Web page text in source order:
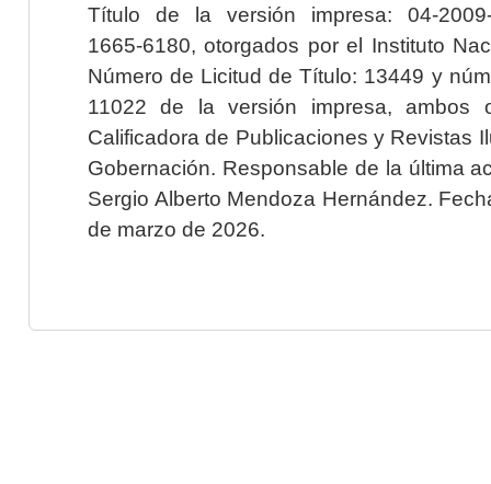
Título de la versión impresa: 04-2009-
1665-6180, otorgados por el Instituto
Número de Licitud de Título: 13449 y
11022 de la versión impresa, ambos
Calificadora de Publicaciones y Revistas
Gobernación. Responsable de la última
Sergio Alberto Mendoza Hernández.
de marzo de 2026.